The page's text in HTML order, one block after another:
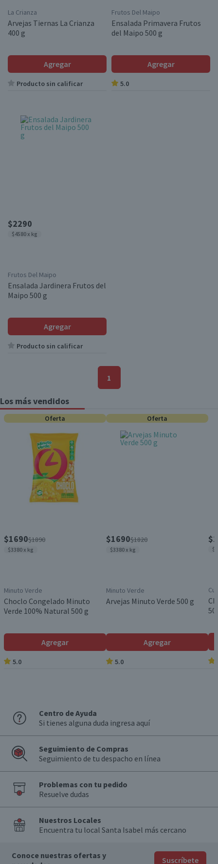
La Crianza
Arvejas Tiernas La Crianza
400 g
Agregar
Producto sin calificar
Frutos Del Maipo
Ensalada Primavera Frutos
del Maipo 500 g
Agregar
5.0
$2290
$4580 x kg
Frutos Del Maipo
Ensalada Jardinera Frutos del
Maipo 500 g
Agregar
Producto sin calificar
1
Los más vendidos
Oferta
$1690$1890
$3380 x kg
Minuto Verde
Choclo Congelado Minuto
Verde 100% Natural 500 g
Agregar
5.0
Oferta
$1690$1820
$3380 x kg
Minuto Verde
Arvejas Minuto Verde 500 g
Agregar
5.0
Centro de Ayuda
Si tienes alguna duda ingresa aquí
Seguimiento de Compras
Seguimiento de tu despacho en línea
Problemas con tu pedido
Resuelve dudas
Nuestros Locales
Encuentra tu local Santa Isabel más cercano
Conoce nuestras ofertas y
Suscríbete